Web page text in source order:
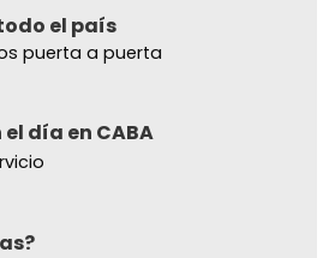
el país
puerta a puerta
el día en CABA